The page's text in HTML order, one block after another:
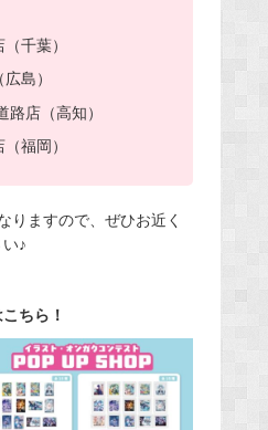
千葉）
島）
路店（高知）
福岡）
りますので、ぜひお近く
♪
ちら！